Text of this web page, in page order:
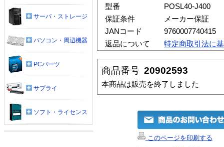
型番
POSL40-J400
保証条件
メーカー保証
JANコード
9760007740415
返品について
特定商取引法に
商品番号 20902593
本商品は販売を終了しました
このページを印刷する
サーバ・ストレージ
パソコン・周辺機器
PCパーツ
サプライ
ソフト・ライセンス